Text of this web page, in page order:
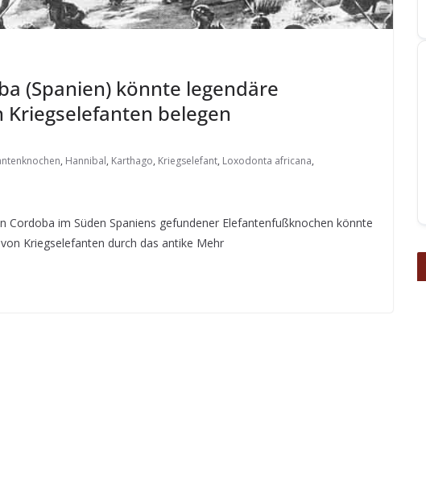
(Spanien) könnte legendäre
belegen
, Hannibal, Karthago, Kriegselefant, Loxodonta africana,
Cordoba im Süden Spaniens gefundener Elefantenfußknochen könnte
Kriegselefanten durch das antike Mehr